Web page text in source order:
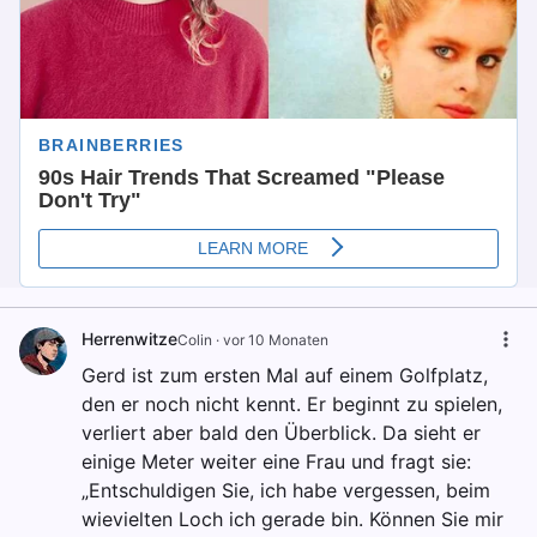
HerrenwitzeColin · vor 10 Monaten
Gerd ist zum ersten Mal auf einem Golfplatz,
den er noch nicht kennt. Er beginnt zu spielen,
verliert aber bald den Überblick. Da sieht er
einige Meter weiter eine Frau und fragt sie:
„Entschuldigen Sie, ich habe vergessen, beim
wievielten Loch ich gerade bin. Können Sie mir